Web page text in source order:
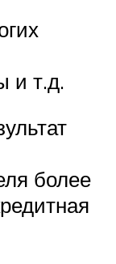
и т.д.
более